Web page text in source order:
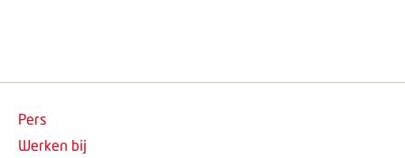
Pers
Werken bij